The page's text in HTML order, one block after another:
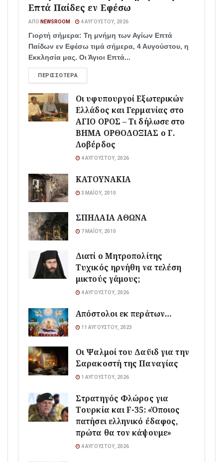
Επτά Παίδες εν Εφέσω
ΑΠΌ NEWSROOM 4 ΑΥΓΟΎΣΤΟΥ, 2026
Γιορτή σήμερα: Τη μνήμη των Αγίων Επτά
Παίδων εν Εφέσω τιμά σήμερα, 4 Αυγούστου, η
Εκκλησία μας. Οι Άγιοι Επτά...
ΠΕΡΙΣΣΌΤΕΡΑ
Οι υφυπουργοί Εξωτερικών
Ελλάδος και Γερμανίας στο
ΑΓΙΟ ΟΡΟΣ – Τι δήλωσε στο
ΒΗΜΑ ΟΡΘΟΔΟΞΙΑΣ ο Γ.
Λοβέρδος
4 ΑΥΓΟΎΣΤΟΥ, 2026
ΚΑΤΟΥΝΑΚΙΑ
3 ΜΑΪ́ΟΥ, 2010
ΣΠΗΛΑΙΑ ΑΘΩΝΑ
7 ΜΑΪ́ΟΥ, 2010
Διατί ο Μητροπολίτης
Τυχικός ηρνήθη να τελέση
μικτούς γάμους;
4 ΑΥΓΟΎΣΤΟΥ, 2026
Απόστολοι εκ περάτων…
11 ΑΥΓΟΎΣΤΟΥ, 2023
Οι Ψαλμοί του Δαϋιδ για την
Σαρακοστή της Παναγίας
1 ΑΥΓΟΎΣΤΟΥ, 2026
Στρατηγός Φλώρος για
Τουρκία και F-35: «Όποιος
πατήσει ελληνικό έδαφος,
πρώτα θα τον κάψουμε»
4 ΑΥΓΟΎΣΤΟΥ, 2026